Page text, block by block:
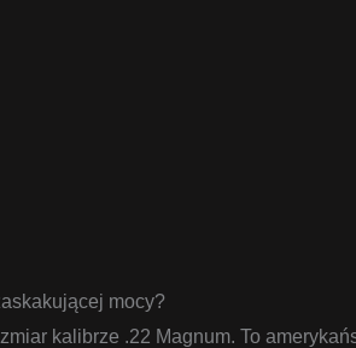
mocy?
kalibrze .22 Magnum. To